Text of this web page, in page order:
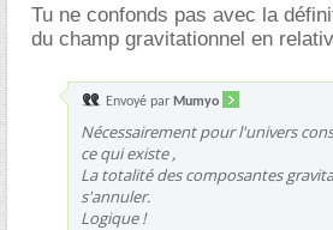
Tu ne confonds pas avec la
du champ gravitationnel en
Envoyé par Mumyo
Nécessairement pour l'univers
ce qui existe ,
La totalité des composantes
s'annuler.
Logique !